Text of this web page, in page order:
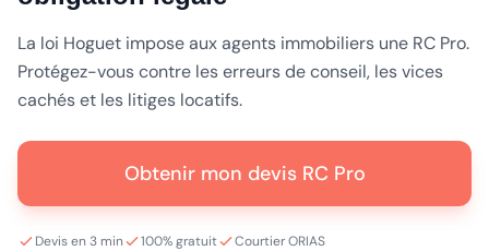
La loi Hoguet impose aux agents immobiliers une RC Pro.
Protégez-vous contre les erreurs de conseil, les vices
cachés et les litiges locatifs.
Obtenir mon devis RC Pro
Devis en 3 min 100% gratuit Courtier ORIAS